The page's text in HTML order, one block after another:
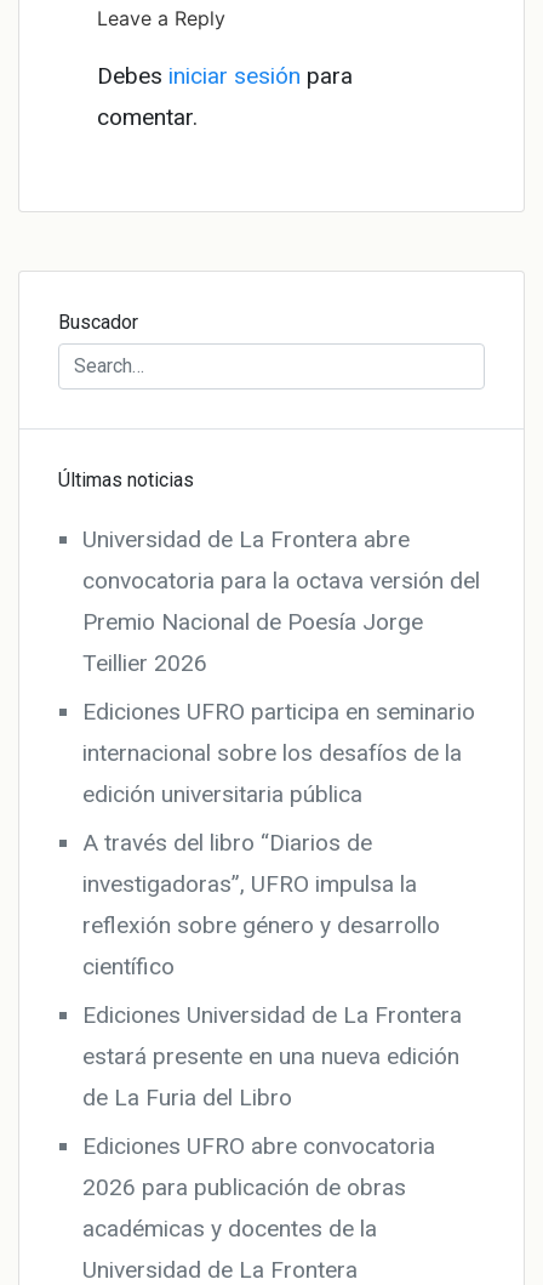
Leave a Reply
Debes iniciar sesión para
comentar.
Buscador
Últimas noticias
Universidad de La Frontera abre
convocatoria para la octava versión del
Premio Nacional de Poesía Jorge
Teillier 2026
Ediciones UFRO participa en seminario
internacional sobre los desafíos de la
edición universitaria pública
A través del libro “Diarios de
investigadoras”, UFRO impulsa la
reflexión sobre género y desarrollo
científico
Ediciones Universidad de La Frontera
estará presente en una nueva edición
de La Furia del Libro
Ediciones UFRO abre convocatoria
2026 para publicación de obras
académicas y docentes de la
Universidad de La Frontera